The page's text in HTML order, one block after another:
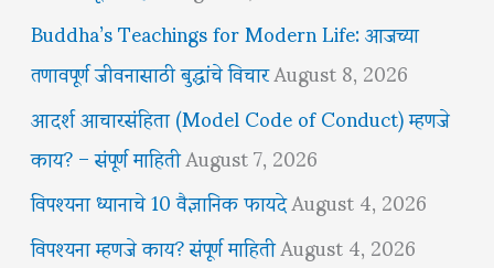
Buddha’s Teachings for Modern Life: आजच्या
तणावपूर्ण जीवनासाठी बुद्धांचे विचारAugust 8, 2026
आदर्श आचारसंहिता (Model Code of Conduct) म्हणजे
काय? – संपूर्ण माहितीAugust 7, 2026
विपश्यना ध्यानाचे 10 वैज्ञानिक फायदेAugust 4, 2026
विपश्यना म्हणजे काय? संपूर्ण माहितीAugust 4, 2026